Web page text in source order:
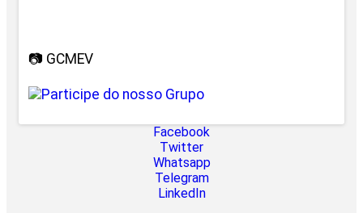
📷 GCMEV
Facebook
Twitter
Whatsapp
Telegram
LinkedIn